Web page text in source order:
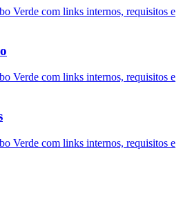
Verde com links internos, requisitos e
Verde com links internos, requisitos e
Verde com links internos, requisitos e